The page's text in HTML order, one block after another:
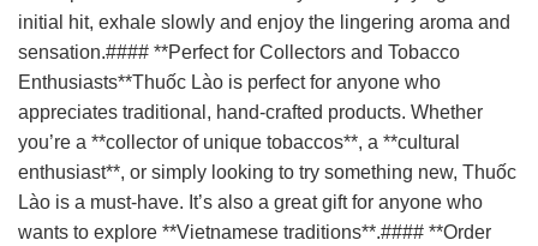
initial hit, exhale slowly and enjoy the lingering aroma and
sensation.#### **Perfect for Collectors and Tobacco
Enthusiasts**Thuốc Lào is perfect for anyone who
appreciates traditional, hand-crafted products. Whether
you’re a **collector of unique tobaccos**, a **cultural
enthusiast**, or simply looking to try something new, Thuốc
Lào is a must-have. It’s also a great gift for anyone who
wants to explore **Vietnamese traditions**.#### **Order